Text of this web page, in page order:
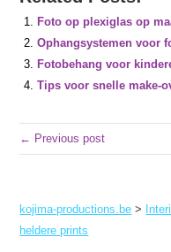
Foto op plexiglas op
Ophangsystemen voor
Fotobehang voor
Tips voor snelle make-
← Previous post
kojima-productions.be >
heldere prints